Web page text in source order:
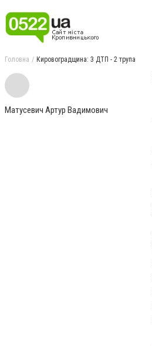
Головна Кировоградщина: 3 ДТП - 2 трупа
Матусевич Артур Вадимович